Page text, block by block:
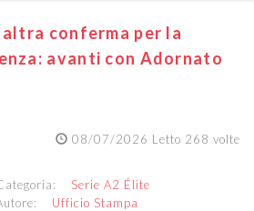
conferma per la
avanti con Adornato
08/07/2026 Letto 268 volte
Serie A2 Élite
Ufficio Stampa